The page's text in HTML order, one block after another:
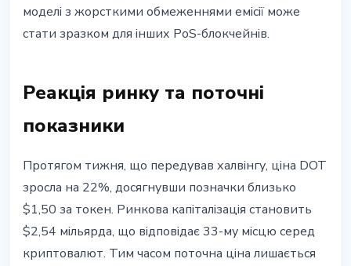
моделі з жорсткими обмеженнями емісії може
стати зразком для інших PoS-блокчейнів.
Реакція ринку та поточні
показники
Протягом тижня, що передував халвінгу, ціна DOT
зросла на 22%, досягнувши позначки близько
$1,50 за токен. Ринкова капіталізація становить
$2,54 мільярда, що відповідає 33-му місцю серед
криптовалют. Тим часом поточна ціна лишається